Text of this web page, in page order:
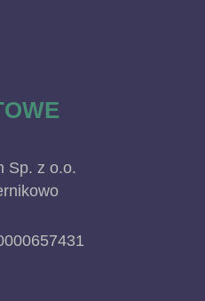
Sp. z o.o.